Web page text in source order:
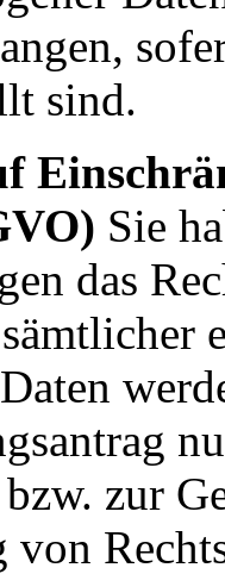
sind.
Sie
das
zur
von